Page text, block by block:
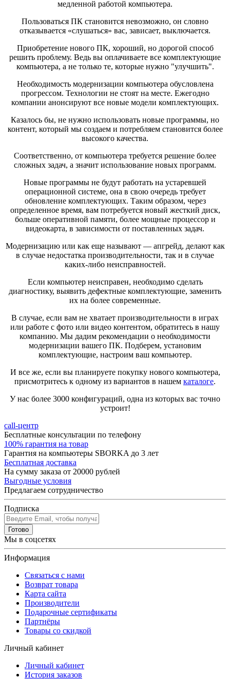
медленной работой компьютера.
Пользоваться ПК становится невозможно, он словно
отказывается «слушаться» вас, зависает, выключается.
Приобретение нового ПК, хороший, но дорогой способ
решить проблему. Ведь вы оплачиваете все комплектующие
компьютера, а не только те, которые нужно "улучшить".
Необходимость модернизации компьютера обусловлена
прогрессом. Технологии не стоят на месте. Ежегодно
компании анонсируют все новые модели комплектующих.
Казалось бы, не нужно использовать новые программы, но
контент, который мы создаем и потребляем становится более
высокого качества.
Соответственно, от компьютера требуется решение более
сложных задач, а значит использование новых программ.
Новые программы не будут работать на устаревшей
операционной системе, она в свою очередь требует
обновление комплектующих. Таким образом, через
определенное время, вам потребуется новый жесткий диск,
больше оперативной памяти, более мощные процессор и
видеокарта, в зависимости от поставленных задач.
Модернизацию или как еще называют — апгрейд, делают как
в случае недостатка производительности, так и в случае
каких-либо неисправностей.
Если компьютер неисправен, необходимо сделать
диагностику, выявить дефектные комплектующие, заменить
их на более современные.
В случае, если вам не хватает производительности в играх
или работе с фото или видео контентом, обратитесь в нашу
компанию. Мы дадим рекомендации о необходимости
модернизации вашего ПК. Подберем, установим
комплектующие, настроим ваш компьютер.
И все же, если вы планируете покупку нового компьютера,
присмотритесь к одному из вариантов в нашем каталоге.
У нас более 3000 конфигураций, одна из которых вас точно
устроит!
call-центр
Бесплатные консультации по телефону
100% гарантия на товар
Гарантия на компьютеры SBORKA до 3 лет
Бесплатная доставка
На сумму заказа от 20000 рублей
Выгодные условия
Предлагаем сотрудничество
Подписка
Готово
Мы в соцсетях
Информация
Связаться с нами
Возврат товара
Карта сайта
Производители
Подарочные сертификаты
Партнёры
Товары со скидкой
Личный кабинет
Личный кабинет
История заказов